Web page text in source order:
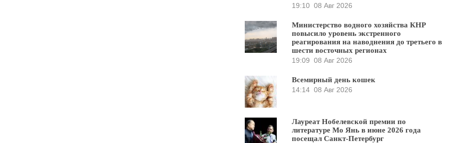
19:10 08 Авг 2026
Министерство водного хозяйства КНР
повысило уровень экстренного
реагирования на наводнения до третьего в
шести восточных регионах
19:09 08 Авг 2026
Всемирный день кошек
14:14 08 Авг 2026
Лауреат Нобелевской премии по
литературе Мо Янь в июне 2026 года
посещал Санкт-Петербург